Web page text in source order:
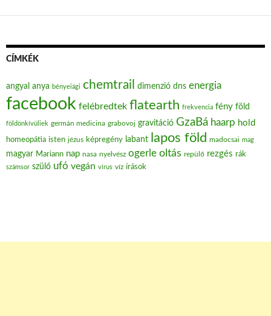
CÍMKÉK
angyal anya bényeiági chemtrail dimenzió dns energia
facebook felébredtek flatearth frekvencia fény föld
földönkívüliek germán medicina grabovoj gravitáció GzaBá haarp hold
homeopátia isten jézus képregény labant lapos föld madocsai mag
magyar Mariann nap nasa nyelvész ogerle oltás repülő rezgés rák
számsor szülő ufó vegán vírus víz írások